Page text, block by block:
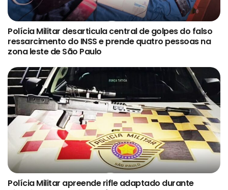
Polícia Militar desarticula central de golpes do falso
ressarcimento do INSS e prende quatro pessoas na
zona leste de São Paulo
Polícia Militar apreende rifle adaptado durante